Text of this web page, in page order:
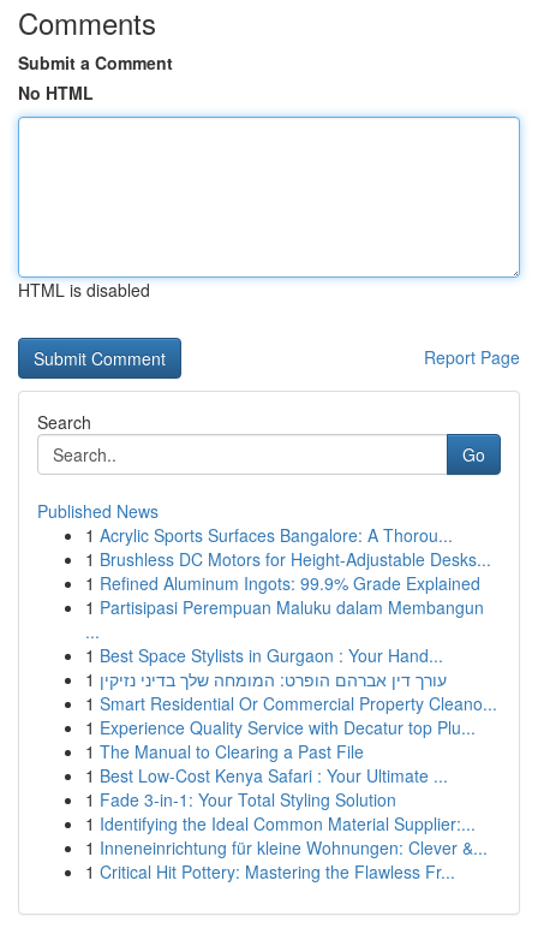
Comments
Submit a Comment
No HTML
HTML is disabled
Report Page
Search
Go
Published News
1 Acrylic Sports Surfaces Bangalore: A Thorou...
1 Brushless DC Motors for Height-Adjustable Desks...
1 Refined Aluminum Ingots: 99.9% Grade Explained
1 Partisipasi Perempuan Maluku dalam Membangun
...
1 Best Space Stylists in Gurgaon : Your Hand...
1 עורך דין אברהם הופרט: המומחה שלך בדיני נזיקין
1 Smart Residential Or Commercial Property Cleano...
1 Experience Quality Service with Decatur top Plu...
1 The Manual to Clearing a Past File
1 Best Low-Cost Kenya Safari : Your Ultimate ...
1 Fade 3-in-1: Your Total Styling Solution
1 Identifying the Ideal Common Material Supplier:...
1 Inneneinrichtung für kleine Wohnungen: Clever &...
1 Critical Hit Pottery: Mastering the Flawless Fr...